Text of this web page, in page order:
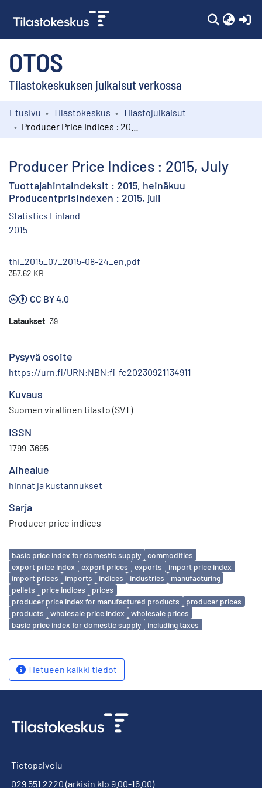
OTOS
Tilastokeskuksen julkaisut verkossa
Kokoelmat
Etusivu Tilastokeskus
Tilastojulkaisut
Producer Price Indices : 2015, July
Tuottajahintaindeksit : 2015, heinäkuu
Producentprisindexen : 2015, juli
Statistics Finland
2015
thi_2015_07_2015-08-24_en.pdf
357.62 KB
CC BY 4.0
Lataukset 39
Pysyvä osoite
https://urn.fi/URN:NBN:fi-fe20230921134911
Kuvaus
Suomen virallinen tilasto (SVT)
ISSN
1799-3695
Aihealue
hinnat ja kustannukset
Sarja
Producer price indices
Avainsanat
basic price index for domestic supply
commodities
export price index
export prices exports
import price index
import prices
imports indices industries
manufacturing
pellets
price indices
prices
producer price index for manufactured products
producer prices
products
wholesale price index
wholesale prices
basic price index for domestic supply
including taxes
Tietueen kaikki tiedot
Tietopalvelu
029 551 2220 (arkisin klo 9.00-16.00)